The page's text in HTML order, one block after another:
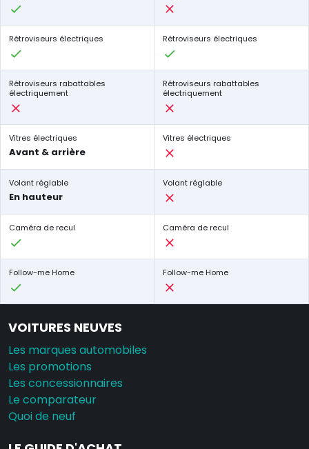
Rétroviseurs électriques Rétroviseurs électriques
Rétroviseurs rabattables
électriquement
Rétroviseurs rabattables
électriquement
Vitres électriques
Avant & arrière
Vitres électriques
Volant réglable
En hauteur
Volant réglable
Caméra de recul Caméra de recul
Follow-me Home Follow-me Home
VOITURES NEUVES
Les marques automobiles
Les promotions
Les concessionnaires
Le comparateur
Quoi de neuf